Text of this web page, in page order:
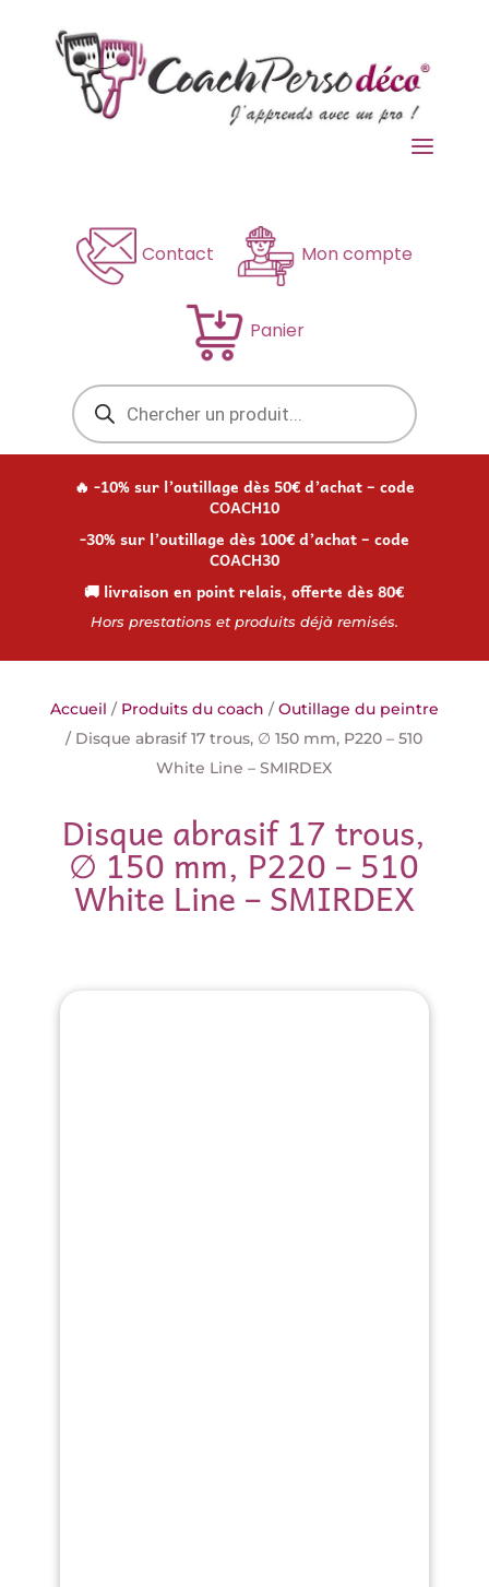
a
Contact Mon compte
Panier
Recherche
de
produits
🔥 -10% sur l’outillage dès 50€ d’achat – code
COACH10
-30% sur l’outillage dès 100€ d’achat – code
COACH30
🚚 livraison en point relais, offerte dès 80€
Hors prestations et produits déjà remisés.
Accueil / Produits du coach /Outillage du peintre
/ Disque abrasif 17 trous, ∅ 150 mm, P220 – 510
White Line – SMIRDEX
Disque abrasif 17 trous,
∅ 150 mm, P220 – 510
White Line – SMIRDEX